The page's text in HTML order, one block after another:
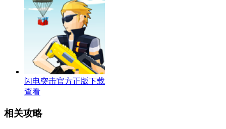
闪电突击官方正版下载
查看
相关攻略